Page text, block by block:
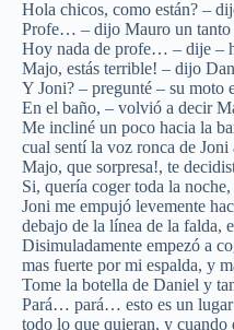
Hola chicos, como están? –
Profe… – dijo Mauro un tanto
Hoy nada de profe… – dije –
Majo, estás terrible! – dijo
Y Joni? – pregunté – su moto
En el baño, – volvió a decir
Me incliné un poco hacia la
cual sentí la voz ronca de Joni
Majo, que sorpresa!, te
Si, quería coger toda la
Joni me empujó levemente
debajo de la línea de la falda,
Disimuladamente empezó a
mas fuerte por mi espalda, y
Tome la botella de Daniel y
Pará… pará… esto es un lugar
todo lo que quieran, y cuando